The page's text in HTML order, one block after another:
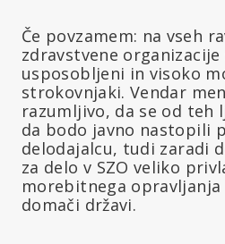
Če povzamem: na vseh
zdravstvene
usposobljeni in visoko
strokovnjaki. Vendar
razumljivo, da se od teh
da bodo javno nastopili
delodajalcu, tudi zaradi
za delo v SZO veliko
morebitnega
domači državi.